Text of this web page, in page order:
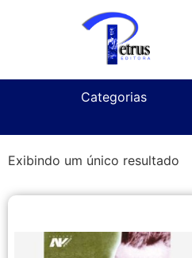
Categorias
Exibindo um único resultado